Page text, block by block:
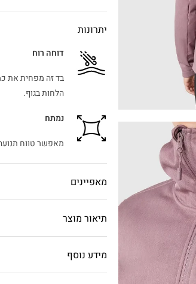
יתרונות
דוחה רוח
בד זה מפחית את
הלחות בגוף.
נמתח
מאפשר טווח
מאפיינים
תיאור מוצר
מידע נוסף